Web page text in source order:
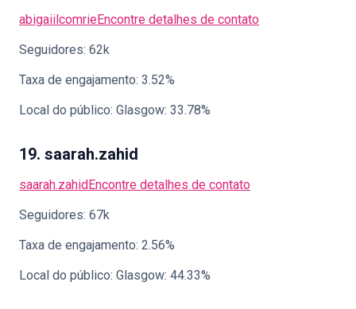
abigaiilcomrieEncontre detalhes de contato
Seguidores: 62k
Taxa de engajamento: 3.52%
Local do público: Glasgow: 33.78%
19. saarah.zahid
saarah.zahidEncontre detalhes de contato
Seguidores: 67k
Taxa de engajamento: 2.56%
Local do público: Glasgow: 44.33%